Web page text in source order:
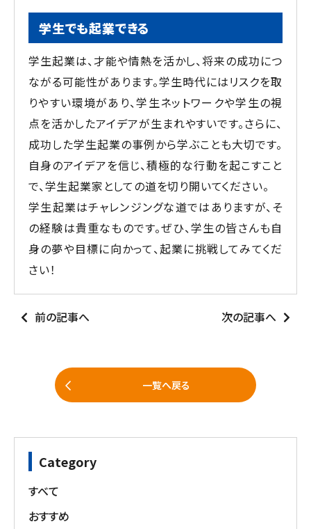
学生でも起業できる
学生起業は、才能や情熱を活かし、将来の成功につ
ながる可能性があります。学生時代にはリスクを取
りやすい環境があり、学生ネットワークや学生の視
点を活かしたアイデアが生まれやすいです。さらに、
成功した学生起業の事例から学ぶことも大切です。
自身のアイデアを信じ、積極的な行動を起こすこと
で、学生起業家としての道を切り開いてください。
学生起業はチャレンジングな道ではありますが、そ
の経験は貴重なものです。ぜひ、学生の皆さんも自
身の夢や目標に向かって、起業に挑戦してみてくだ
さい！
前の記事へ 次の記事へ
一覧へ戻る
Category
すべて
おすすめ